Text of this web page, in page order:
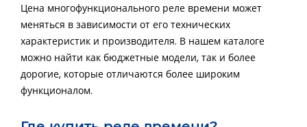
Цена многофункционального реле времени может
меняться в зависимости от его технических
характеристик и производителя. В нашем каталоге
можно найти как бюджетные модели, так и более
дорогие, которые отличаются более широким
функционалом.